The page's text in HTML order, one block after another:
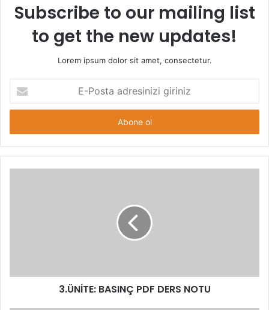
Subscribe to our mailing list
to get the new updates!
Lorem ipsum dolor sit amet, consectetur.
Posta
adresinizi
3.ÜNİTE: BASINÇ PDF DERS NOTU